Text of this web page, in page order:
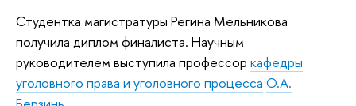
Студентка магистратуры Регина Мельникова
получила диплом финалиста. Научным
руководителем выступила профессор кафедры
уголовного права и уголовного процесса О.А.